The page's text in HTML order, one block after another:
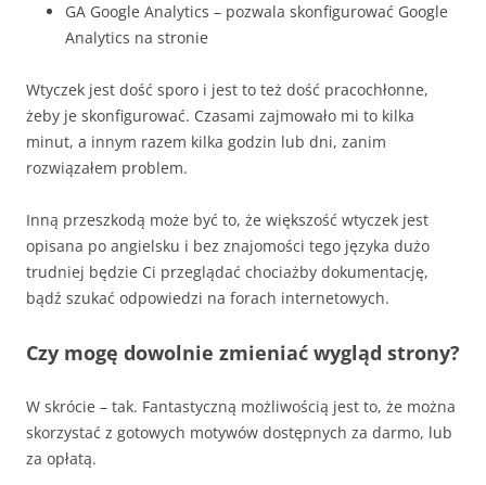
GA Google Analytics – pozwala skonfigurować Google
Analytics na stronie
Wtyczek jest dość sporo i jest to też dość pracochłonne,
żeby je skonfigurować. Czasami zajmowało mi to kilka
minut, a innym razem kilka godzin lub dni, zanim
rozwiązałem problem.
Inną przeszkodą może być to, że większość wtyczek jest
opisana po angielsku i bez znajomości tego języka dużo
trudniej będzie Ci przeglądać chociażby dokumentację,
bądź szukać odpowiedzi na forach internetowych.
Czy mogę dowolnie zmieniać wygląd strony?
W skrócie – tak. Fantastyczną możliwością jest to, że można
skorzystać z gotowych motywów dostępnych za darmo, lub
za opłatą.